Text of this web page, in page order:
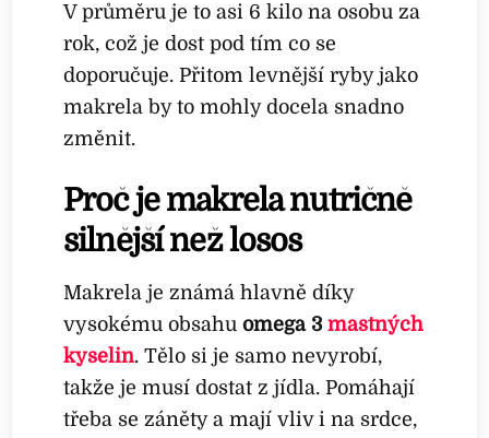
V průměru je to asi 6 kilo na osobu za
rok, což je dost pod tím co se
doporučuje. Přitom levnější ryby jako
makrela by to mohly docela snadno
změnit.
Proč je makrela nutričně
silnější než losos
Makrela je známá hlavně díky
vysokému obsahuomega 3mastných
kyselin. Tělo si je samo nevyrobí,
takže je musí dostat z jídla. Pomáhají
třeba se záněty a mají vliv i na srdce,